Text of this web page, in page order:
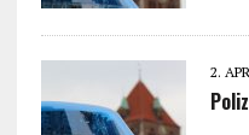
2.